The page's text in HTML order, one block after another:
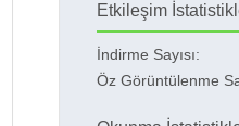
Etkileşim
İndirme Sayısı:
Öz Görüntülenme